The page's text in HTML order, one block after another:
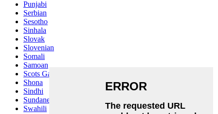
Punjabi
Serbian
Sesotho
Sinhala
Slovak
Slovenian
Somali
Samoan
Scots Gaelic
Shona
Sindhi
Sundanese
Swahili